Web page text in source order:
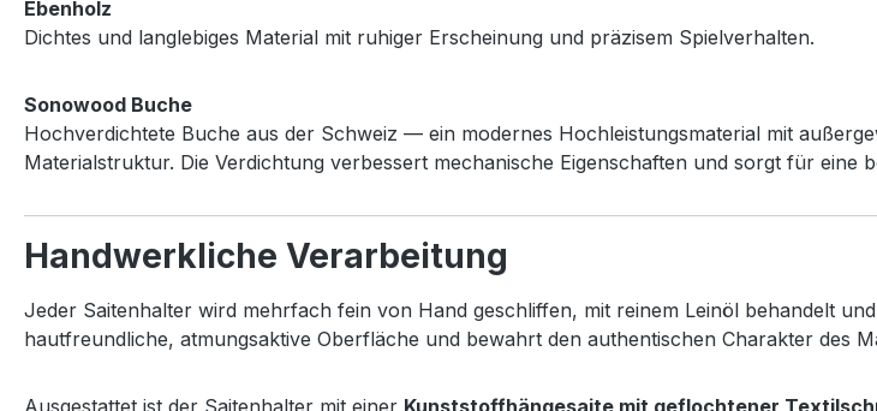
Ebenholz
Dichtes und langlebiges Material mit ruhiger Erscheinung und präzisem Spielverhalten.
Sonowood Buche
Hochverdichtete Buche aus der Schweiz — ein modernes Hochleistungsmaterial mit
Materialstruktur. Die Verdichtung verbessert mechanische Eigenschaften und sorgt für
Handwerkliche Verarbeitung
Jeder Saitenhalter wird mehrfach fein von Hand geschliffen, mit reinem Leinöl behandelt
hautfreundliche, atmungsaktive Oberfläche und bewahrt den authentischen Charakter des
Ausgestattet ist der Saitenhalter mit einer Kunststoffhängesaite mit geflochtener